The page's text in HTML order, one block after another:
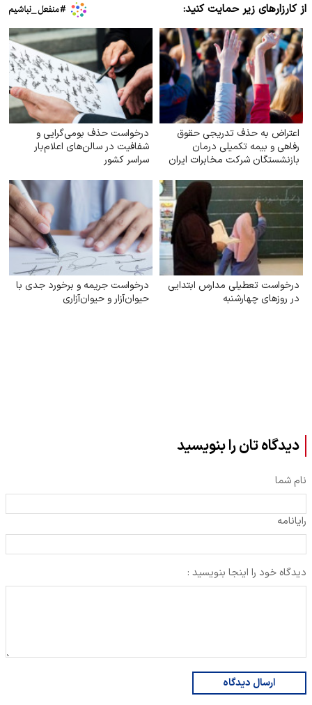
از کارزارهای زیر حمایت کنید:
اعتراض به حذف تدریجی حقوق
رفاهی و بیمه تکمیلی درمان
بازنشستگان شرکت مخابرات ایران
درخواست حذف بومی‌گرایی و
شفافیت در سالن‌های اعلام‌بار
سراسر کشور
درخواست تعطیلی مدارس ابتدایی
در روزهای چهارشنبه
درخواست جریمه و برخورد جدی با
حیوان‌آزار و حیوان‌آزاری
دیدگاه تان را بنویسید
نام شما
رایانامه
دیدگاه خود را اینجا بنویسید :
ارسال دیدگاه